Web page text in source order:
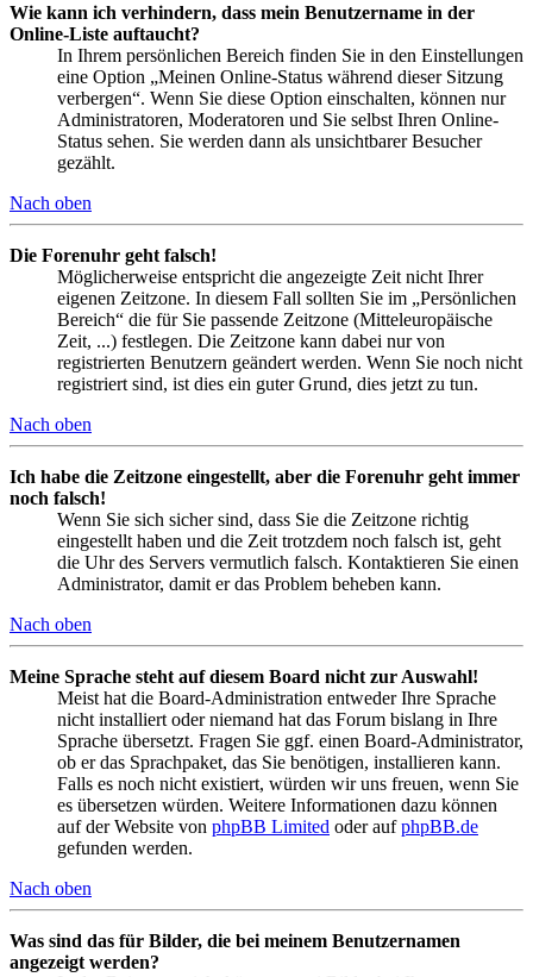
Wie kann ich verhindern, dass mein Benutzername in der
Online-Liste auftaucht?
In Ihrem persönlichen Bereich finden Sie in den Einstellungen
eine Option „Meinen Online-Status während dieser Sitzung
verbergen“. Wenn Sie diese Option einschalten, können nur
Administratoren, Moderatoren und Sie selbst Ihren Online-
Status sehen. Sie werden dann als unsichtbarer Besucher
gezählt.
Nach oben
Die Forenuhr geht falsch!
Möglicherweise entspricht die angezeigte Zeit nicht Ihrer
eigenen Zeitzone. In diesem Fall sollten Sie im „Persönlichen
Bereich“ die für Sie passende Zeitzone (Mitteleuropäische
Zeit, ...) festlegen. Die Zeitzone kann dabei nur von
registrierten Benutzern geändert werden. Wenn Sie noch nicht
registriert sind, ist dies ein guter Grund, dies jetzt zu tun.
Nach oben
Ich habe die Zeitzone eingestellt, aber die Forenuhr geht immer
noch falsch!
Wenn Sie sich sicher sind, dass Sie die Zeitzone richtig
eingestellt haben und die Zeit trotzdem noch falsch ist, geht
die Uhr des Servers vermutlich falsch. Kontaktieren Sie einen
Administrator, damit er das Problem beheben kann.
Nach oben
Meine Sprache steht auf diesem Board nicht zur Auswahl!
Meist hat die Board-Administration entweder Ihre Sprache
nicht installiert oder niemand hat das Forum bislang in Ihre
Sprache übersetzt. Fragen Sie ggf. einen Board-Administrator,
ob er das Sprachpaket, das Sie benötigen, installieren kann.
Falls es noch nicht existiert, würden wir uns freuen, wenn Sie
es übersetzen würden. Weitere Informationen dazu können
auf der Website von phpBB Limited oder aufphpBB.de
gefunden werden.
Nach oben
Was sind das für Bilder, die bei meinem Benutzernamen
angezeigt werden?